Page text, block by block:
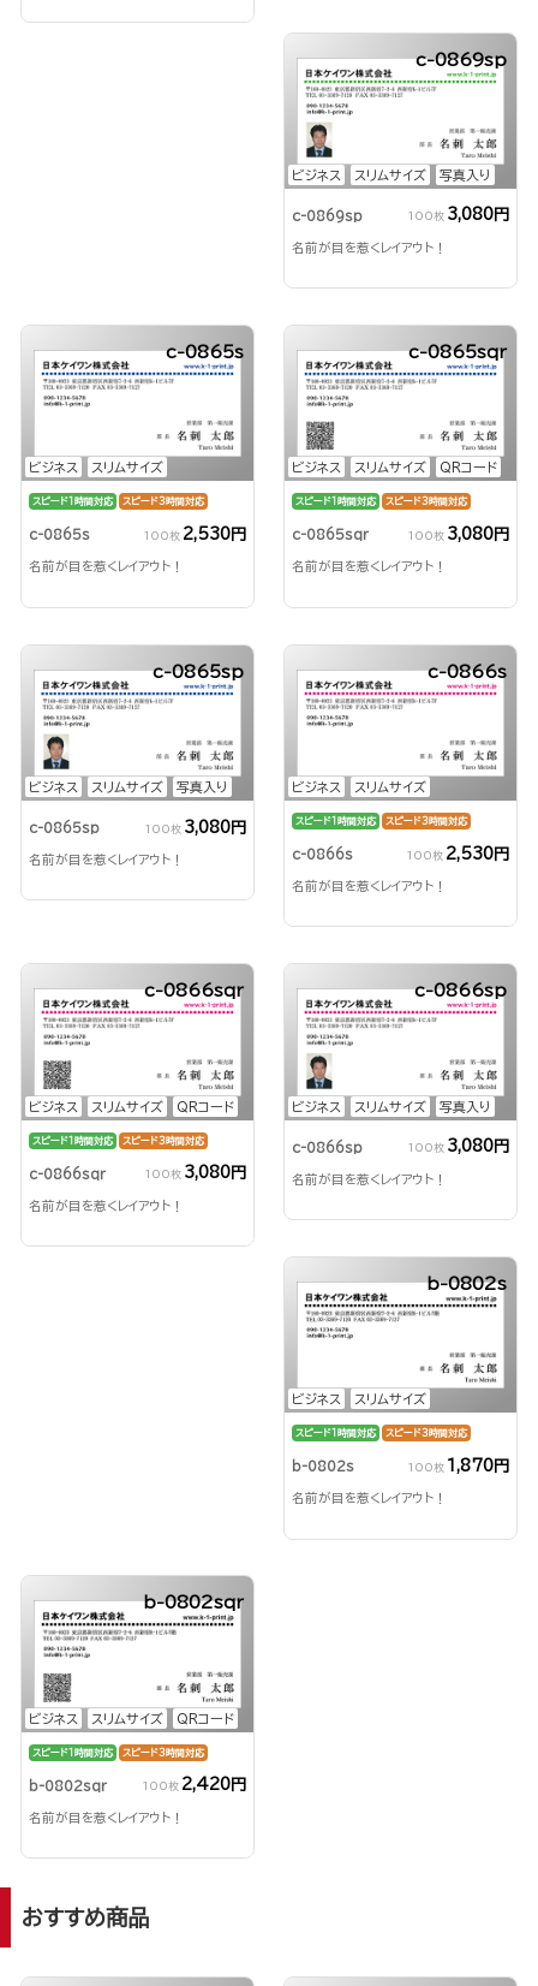
ビジネス スリムサイズ 写真入り
c-0869sp
c-0869sp 100枚 3,080円
名前が目を惹くレイアウト！
ビジネス スリムサイズ
c-0865s
スピード1時間対応 スピード3時間対応
c-0865s 100枚 2,530円
名前が目を惹くレイアウト！
ビジネス スリムサイズ QRコード
c-0865sqr
スピード1時間対応 スピード3時間対応
c-0865sqr 100枚 3,080円
名前が目を惹くレイアウト！
ビジネス スリムサイズ 写真入り
c-0865sp
c-0865sp 100枚 3,080円
名前が目を惹くレイアウト！
ビジネス スリムサイズ
c-0866s
スピード1時間対応 スピード3時間対応
c-0866s 100枚 2,530円
名前が目を惹くレイアウト！
ビジネス スリムサイズ QRコード
c-0866sqr
スピード1時間対応 スピード3時間対応
c-0866sqr 100枚 3,080円
名前が目を惹くレイアウト！
ビジネス スリムサイズ 写真入り
c-0866sp
c-0866sp 100枚 3,080円
名前が目を惹くレイアウト！
ビジネス スリムサイズ
b-0802s
スピード1時間対応 スピード3時間対応
b-0802s 100枚 1,870円
名前が目を惹くレイアウト！
ビジネス スリムサイズ QRコード
b-0802sqr
スピード1時間対応 スピード3時間対応
b-0802sqr 100枚 2,420円
名前が目を惹くレイアウト！
おすすめ商品